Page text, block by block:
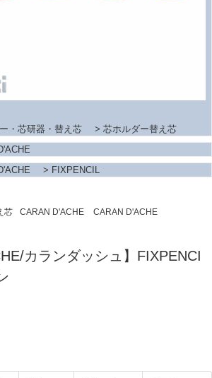
・芯研器・替え芯 > 芯ホルダー替え芯
> FIXPENCIL
芯 CARAN D'ACHE
CARAN D'ACHE
カランダッシュ】FIXPENCI